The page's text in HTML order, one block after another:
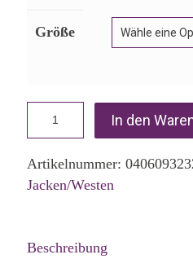
Größe
In den
Artikelnummer:
Jacken/Westen
Beschreibung